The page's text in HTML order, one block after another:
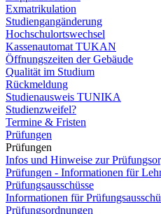
Exmatrikulation
Studiengangänderung
Hochschulortswechsel
Kassenautomat TUKAN
Öffnungszeiten der Gebäude
Qualität im Studium
Rückmeldung
Studienausweis TUNIKA
Studienzweifel?
Termine & Fristen
Prüfungen
Prüfungen
Infos und Hinweise zur
Prüfungen - Informationen für
Prüfungsausschüsse
Informationen für
Prüfungsordnungen